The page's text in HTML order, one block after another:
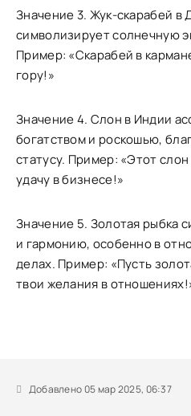
Значение 3. Жук-скарабей в
символизирует солнечную
Пример: «Скарабей в
гору!»
Значение 4. Слон в Индии
богатством и роскошью,
статусу. Пример: «Этот
удачу в бизнесе!»
Значение 5. Золотая рыбка
и гармонию, особенно в
делах. Пример: «Пусть
твои желания в
Добавлено 05 мар 2025, 06:37